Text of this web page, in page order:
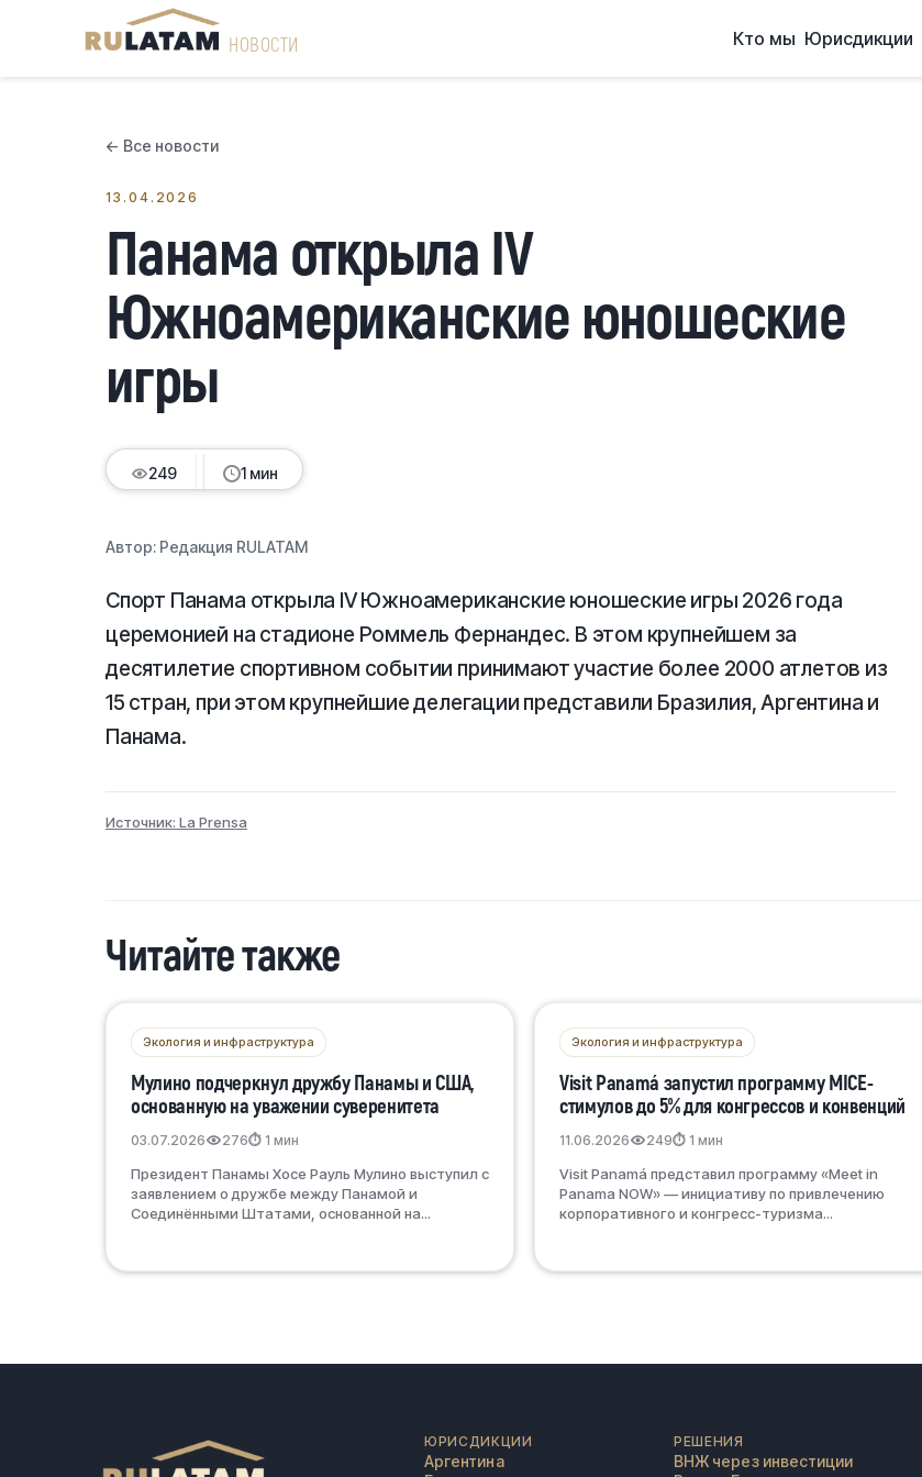
НОВОСТИ Кто мы Юрисдикции
← Все новости
13.04.2026
Панама открыла IV
Южноамериканские юношеские
игры
249
249
1 мин
Автор: Редакция RULATAM
Спорт Панама открыла IV Южноамериканские юношеские игры 2026 года
церемонией на стадионе Роммель Фернандес. В этом крупнейшем за
десятилетие спортивном событии принимают участие более 2000 атлетов из
15 стран, при этом крупнейшие делегации представили Бразилия, Аргентина и
Панама.
Источник: La Prensa
Читайте также
Экология и инфраструктура
Мулино подчеркнул дружбу Панамы и США,
основанную на уважении суверенитета
03.07.2026 276⏱ 1 мин
Президент Панамы Хосе Рауль Мулино выступил с
заявлением о дружбе между Панамой и
Соединёнными Штатами, основанной на...
Экология и инфраструктура
Visit Panamá запустил программу MICE-
стимулов до 5% для конгрессов и конвенций
11.06.2026 249⏱ 1 мин
Visit Panamá представил программу «Meet in
Panama NOW» — инициативу по привлечению
корпоративного и конгресс-туризма...
ЮРИСДИКЦИИ
Аргентина
РЕШЕНИЯ
ВНЖ через инвестиции